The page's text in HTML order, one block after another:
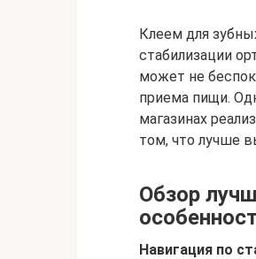
Клеем для
стабилизации
может не
приема пищи.
магазинах
том, что лучше
Обзор
Навигация по